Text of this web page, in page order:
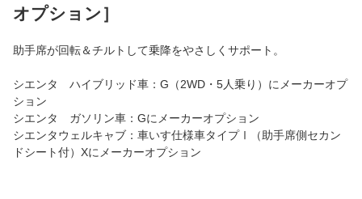
オプション］
助手席が回転＆チルトして乗降をやさしくサポート。
シエンタ ハイブリッド車：G（2WD・5人乗り）にメーカーオプ
ション
シエンタ ガソリン車：Gにメーカーオプション
シエンタウェルキャブ：車いす仕様車タイプⅠ（助手席側セカン
ドシート付）Xにメーカーオプション